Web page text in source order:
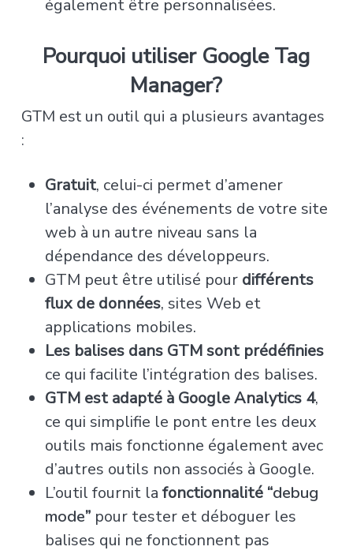
également être personnalisées.
Pourquoi utiliser Google Tag
Manager?
GTM est un outil qui a plusieurs avantages
:
Gratuit, celui-ci permet d’amener
l’analyse des événements de votre site
web à un autre niveau sans la
dépendance des développeurs.
GTM peut être utilisé pourdifférents
flux de données, sites Web et
applications mobiles.
Les balises dans GTM sont prédéfinies
ce qui facilite l’intégration des balises.
GTM est adapté à Google Analytics 4,
ce qui simplifie le pont entre les deux
outils mais fonctionne également avec
d’autres outils non associés à Google.
L’outil fournit la fonctionnalité “debug
mode”pour tester et déboguer les
balises qui ne fonctionnent pas